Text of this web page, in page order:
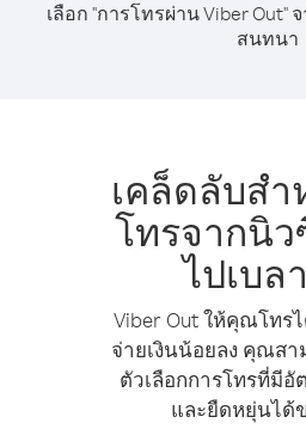
เลือก "การโทรผ่าน Viber Out"
สนทนา
เคล็ดลับสำ
โทรจากนิ
ไปเบล
Viber Out ให้คุณโทร
จ่ายเงินน้อยลง คุณสา
ตัวเลือกการโทรที่มีอั
และยืดหยุ่นได้ข